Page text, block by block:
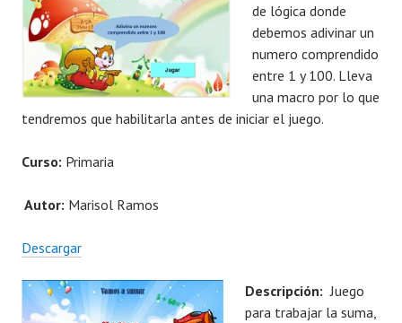
de lógica donde
debemos adivinar un
numero comprendido
entre 1 y 100. Lleva
una macro por lo que
tendremos que habilitarla antes de iniciar el juego.
Curso: Primaria
Autor: Marisol Ramos
Descargar
Descripción: Juego
para trabajar la suma,